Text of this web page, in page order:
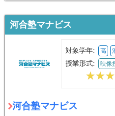
河合塾マナビス
対象学年: 高
授業形式: 映像
河合塾マナビス